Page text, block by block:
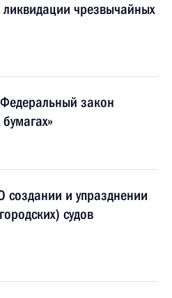
чрезвычайных
закон
и упразднении
судов